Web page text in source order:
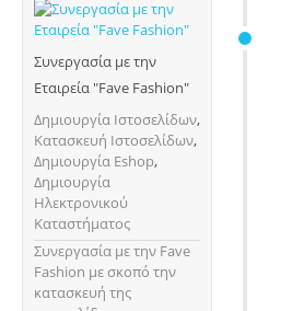
Συνεργασία με την
Εταιρεία "Fave Fashion"
Δημιουργία Ιστοσελίδων,
Κατασκευή Ιστοσελίδων,
Δημιουργία Eshop,
Δημιουργία
Ηλεκτρονικού
Καταστήματος
Συνεργασία με την Fave
Fashion με σκοπό την
κατασκευή της